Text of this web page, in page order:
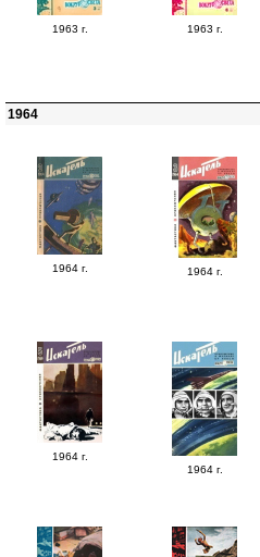
1963 г. 1963 г.
1964
1964 г. 1964 г.
1964 г.
1964 г.